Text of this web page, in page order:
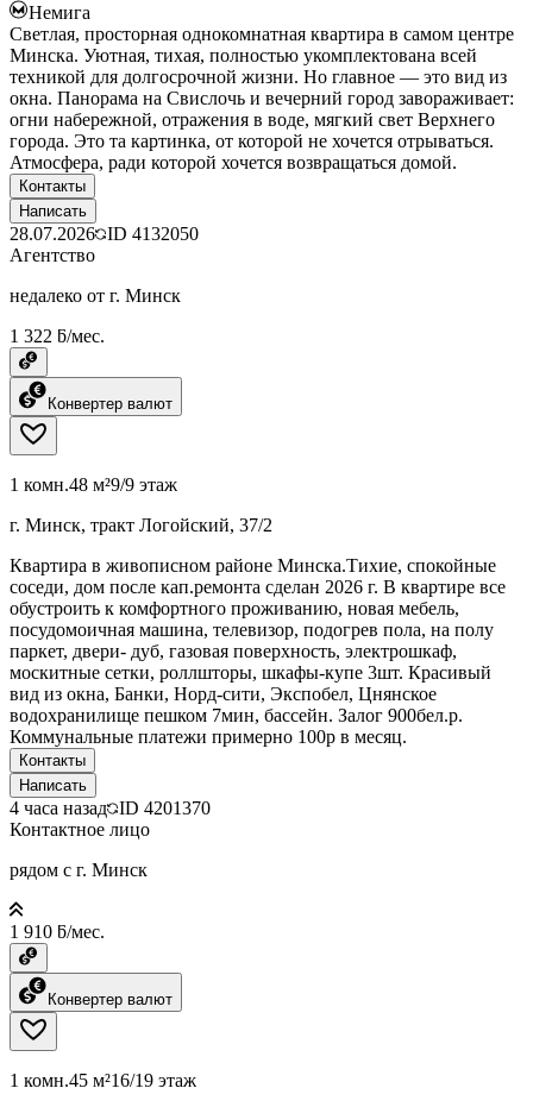
Немига
Светлая, просторная однокомнатная квартира в самом центре
Минска. Уютная, тихая, полностью укомплектована всей
техникой для долгосрочной жизни. Но главное — это вид из
окна. Панорама на Свислочь и вечерний город завораживает:
огни набережной, отражения в воде, мягкий свет Верхнего
города. Это та картинка, от которой не хочется отрываться.
Атмосфера, ради которой хочется возвращаться домой.
Контакты
Написать
28.07.2026 ID 4132050
Агентство
недалеко от г. Минск
1 322 ƃ/мес.
Конвертер валют
1 комн.48 м²9/9 этаж
г. Минск, тракт Логойский, 37/2
Квартира в живописном районе Минска.Тихие, спокойные
соседи, дом после кап.ремонта сделан 2026 г. В квартире все
обустроить к комфортного проживанию, новая мебель,
посудомоичная машина, телевизор, подогрев пола, на полу
паркет, двери- дуб, газовая поверхность, электрошкаф,
москитные сетки, роллшторы, шкафы-купе 3шт. Красивый
вид из окна, Банки, Норд-сити, Экспобел, Цнянское
водохранилище пешком 7мин, бассейн. Залог 900бел.р.
Коммунальные платежи примерно 100р в месяц.
Контакты
Написать
4 часа назад ID 4201370
Контактное лицо
рядом с г. Минск
1 910 ƃ/мес.
Конвертер валют
1 комн.45 м²16/19 этаж